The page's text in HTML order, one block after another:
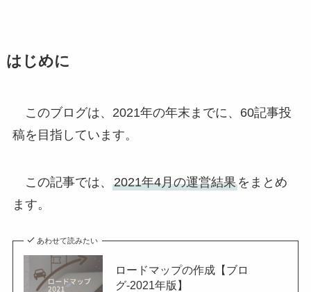
はじめに
このブログは、2021年の年末までに、60記事投
稿を目指しています。
この記事では、 2021年4月の運営結果をまとめ
ます。
あわせて読みたい
ロードマップの作成【ブロ
グ-2021年版】